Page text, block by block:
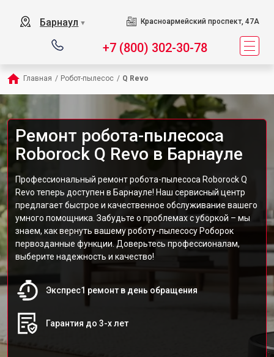
Барнаул ▼ Красноармейский проспект, 47А
+7 (800) 302-30-78
Главная / Робот-пылесос / Q Revo
Ремонт робота-пылесоса
Roborock Q Revo в Барнауле
Профессиональный ремонт робота-пылесоса Roborock Q
Revo теперь доступен в Барнауле! Наш сервисный центр
предлагает быстрое и качественное обслуживание вашего
умного помощника. Забудьте о проблемах с уборкой – мы
знаем, как вернуть вашему роботу-пылесосу Роборок
первозданные функции. Доверьтесь профессионалам,
выберите надежность и качество!
Экспрес1 ремонт в день обращения
Гарантия до 3-х лет